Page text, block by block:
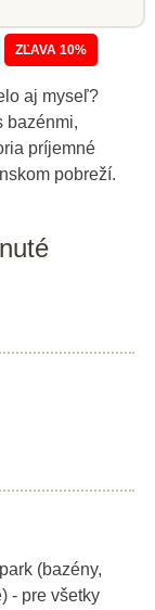
ZĽAVA 10%
aj myseľ?
bazénmi,
príjemné
pobreží.
(bazény,
- pre všetky